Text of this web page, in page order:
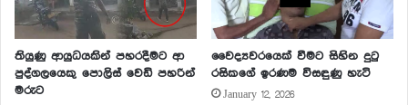
තියුණු ආයුධයකින් පහරදීමට ආ
පුද්ගලයෙකු පොලිස් වෙඩි පහරින්
මරුට
වෛද්‍යවරයෙක් වීමට සිහින දුටු
රසිකගේ ඉරණම විසඳුණු හැටි
January 12, 2026